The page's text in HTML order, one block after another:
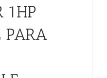
1HP
PARA